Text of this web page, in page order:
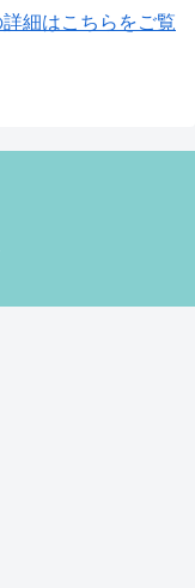
細はこちらをご覧